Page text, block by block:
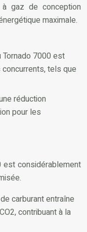
gaz de conception
maximale.
Tornado 7000 est
tels que
réduction
pour les
est considérablement
carburant entraîne
contribuant à la